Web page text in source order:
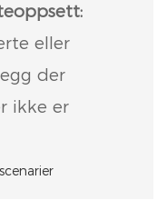
eller
der
ikke er